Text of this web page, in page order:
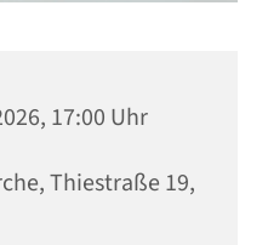
17:00 Uhr
Thiestraße 19,